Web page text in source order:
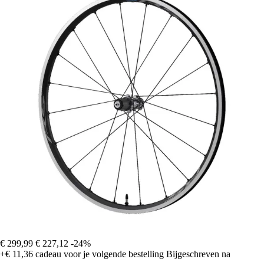
€ 299,99 € 227,12 -24%
+€ 11,36 cadeau voor je volgende bestelling Bijgeschreven na